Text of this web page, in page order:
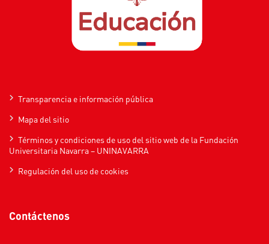
Transparencia e información pública
Mapa del sitio
Términos y condiciones de uso del sitio web de la Fundación
Universitaria Navarra – UNINAVARRA
Regulación del uso de cookies
Contáctenos